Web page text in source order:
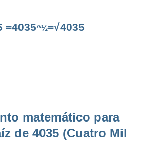
=4035^½=√4035
matemático para
de 4035 (Cuatro Mil